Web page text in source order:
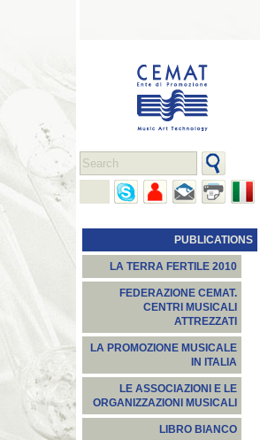
PUBLICATIONS
LA TERRA FERTILE 2010
FEDERAZIONE CEMAT.
CENTRI MUSICALI
ATTREZZATI
LA PROMOZIONE MUSICALE
IN ITALIA
LE ASSOCIAZIONI E LE
ORGANIZZAZIONI MUSICALI
LIBRO BIANCO